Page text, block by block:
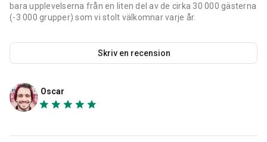
bara upplevelserna från en liten del av de cirka 30 000 gästerna
(-3 000 grupper) som vi stolt välkomnar varje år.
Skriv en recension
Oscar